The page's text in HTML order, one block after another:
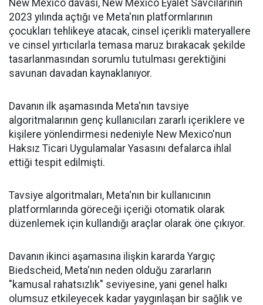
New Mexico davası, New Mexico Eyalet Savcılarının
2023 yılında açtığı ve Meta'nın platformlarının
çocukları tehlikeye atacak, cinsel içerikli materyallere
ve cinsel yırtıcılarla temasa maruz bırakacak şekilde
tasarlanmasından sorumlu tutulması gerektiğini
savunan davadan kaynaklanıyor.
Davanın ilk aşamasında Meta'nın tavsiye
algoritmalarının genç kullanıcıları zararlı içeriklere ve
kişilere yönlendirmesi nedeniyle New Mexico'nun
Haksız Ticari Uygulamalar Yasasını defalarca ihlal
ettiği tespit edilmişti.
Tavsiye algoritmaları, Meta'nın bir kullanıcının
platformlarında göreceği içeriği otomatik olarak
düzenlemek için kullandığı araçlar olarak öne çıkıyor.
Davanın ikinci aşamasına ilişkin kararda Yargıç
Biedscheid, Meta'nın neden olduğu zararların
"kamusal rahatsızlık" seviyesine, yani genel halkı
olumsuz etkileyecek kadar yaygınlaşan bir sağlık ve